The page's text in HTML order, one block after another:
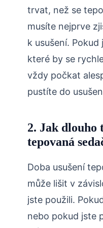
trvat, než se
musíte nejprve
k usušení.
které by se
vždy počkat
pustíte do
2. Jak dlouho
tepovaná
Doba usušení
může lišit v
jste použili.
nebo pokud jste